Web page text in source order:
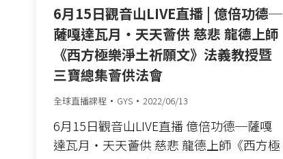
6月15日觀音山LIVE直播 | 億倍功德─
薩嘎達瓦月‧天天薈供 慈悲 龍德上師
《西方極樂淨土祈願文》法義教授暨
三寶總集薈供法會
全球直播課程 GYS 2022/06/13
6月15日觀音山LIVE直播 億倍功德─薩嘎
達瓦月‧天天薈供 慈悲 龍德上師《西方極